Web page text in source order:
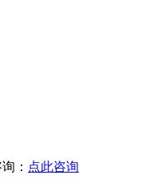
： 点此咨询